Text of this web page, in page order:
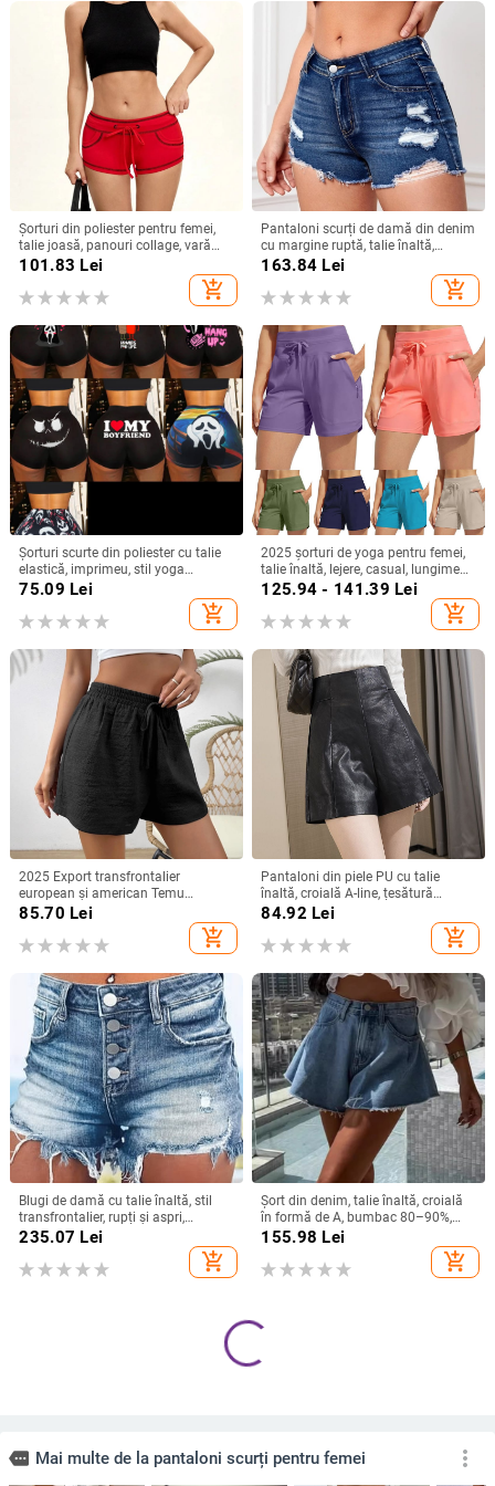
Șorturi din poliester pentru femei,
talie joasă, panouri collage, vară
2025, stil sexy
101.83 Lei
add_shopping_cart
Pantaloni scurți de damă din denim
cu margine ruptă, talie înaltă,
denim, 90–95% bumbac,
163.84 Lei
add_shopping_cart
Șorturi scurte din poliester cu talie
elastică, imprimeu, stil yoga
(Polyester 95%+)
75.09 Lei
add_shopping_cart
2025 șorturi de yoga pentru femei,
talie înaltă, lejere, casual, lungime
trei sferturi
125.94 - 141.39 Lei
add_shopping_cart
2025 Export transfrontalier
european și american Temu
Amazon Teg Tok Pantaloni scurți
eleganți texturați din bumbac și in,
cu talie înnodată
85.70 Lei
add_shopping_cart
Pantaloni din piele PU cu talie
înaltă, croială A-line, țesătură
poliester, grosime medie, 50-70%
84.92 Lei
add_shopping_cart
Blugi de damă cu talie înaltă, stil
transfrontalier, rupți și aspri,
mărime plus, vânzare 2024,
pantaloni scurți din denim, asortați,
cu personalitate și talie înaltă
235.07 Lei
add_shopping_cart
Șort din denim, talie înaltă, croială
în formă de A, bumbac 80–90%,
grosime medie
155.98 Lei
add_shopping_cart